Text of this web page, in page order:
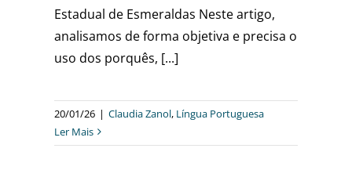
Estadual de Esmeraldas Neste artigo,
analisamos de forma objetiva e precisa o
uso dos porquês, [...]
20/01/26 | Claudia Zanol, Língua Portuguesa
Ler Mais